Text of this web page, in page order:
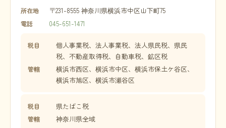
所在地 〒231-8555 神奈川県横浜市中区山下町75
電話 045-651-1471
税目
個人事業税、法人事業税、法人県民税、県民
税、不動産取得税、自動車税、鉱区税
管轄
横浜市西区、横浜市中区、横浜市保土ケ谷区、
横浜市旭区、横浜市瀬谷区
税目 県たばこ税
管轄 神奈川県全域